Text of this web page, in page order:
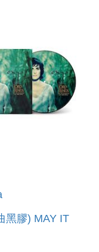
黑膠) MAY IT